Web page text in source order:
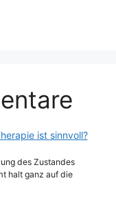
ist sinnvoll?
des Zustandes
halt ganz auf die